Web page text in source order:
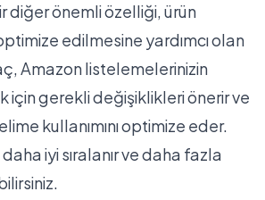
diğer önemli özelliği, ürün
edilmesine yardımcı olan
Amazon listelemelerinizin
için gerekli değişiklikleri önerir ve
kullanımını optimize eder.
iyi sıralanır ve daha fazla